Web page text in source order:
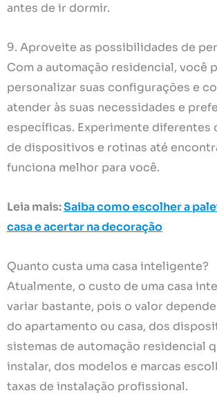
antes de ir dormir.
9. Aproveite as possibilidades de
Com a automação residencial, você
personalizar suas configurações e
atender às suas necessidades e
específicas. Experimente diferentes
de dispositivos e rotinas até
funciona melhor para você.
Leia mais:Saiba como escolher a
casa e acertar na decoração
Quanto custa uma casa inteligente?
Atualmente, o custo de uma casa
variar bastante, pois o valor
do apartamento ou casa, dos
sistemas de automação residencial
instalar, dos modelos e marcas
taxas de instalação profissional.